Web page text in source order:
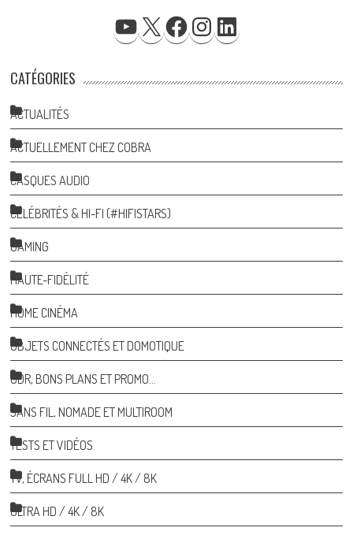
YOUTUBE
CATÉGORIES
ACTUALITÉS
ACTUELLEMENT CHEZ COBRA
CASQUES AUDIO
CÉLÉBRITÉS & HI-FI (#HIFISTARS)
GAMING
HAUTE-FIDÉLITÉ
HOME CINÉMA
OBJETS CONNECTÉS ET DOMOTIQUE
ODR, BONS PLANS ET PROMO…
SANS FIL, NOMADE ET MULTIROOM
TESTS ET VIDÉOS
TV, ÉCRANS FULL HD / 4K / 8K
ULTRA HD / 4K / 8K